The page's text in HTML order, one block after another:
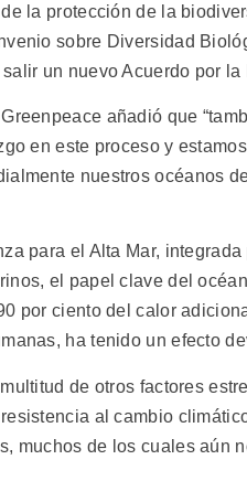
la protección de la
sobre Diversidad
un nuevo Acuerdo por la
añadió que
en este proceso y
nuestros océanos
para el Alta Mar,
el papel clave del
por ciento del calor
ha tenido un efecto
de otros factores
al cambio
muchos de los cuales aún